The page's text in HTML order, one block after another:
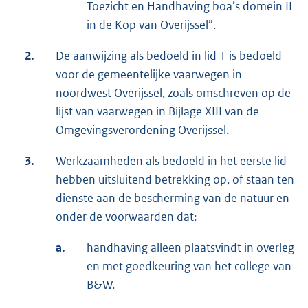
Toezicht en Handhaving boa’s domein II
in de Kop van Overijssel”.
2.
De aanwijzing als bedoeld in lid 1 is bedoeld
voor de gemeentelijke vaarwegen in
noordwest Overijssel, zoals omschreven op de
lijst van vaarwegen in Bijlage XIII van de
Omgevingsverordening Overijssel.
3.
Werkzaamheden als bedoeld in het eerste lid
hebben uitsluitend betrekking op, of staan ten
dienste aan de bescherming van de natuur en
onder de voorwaarden dat:
a.
handhaving alleen plaatsvindt in overleg
en met goedkeuring van het college van
B&W.